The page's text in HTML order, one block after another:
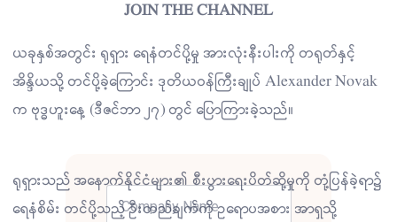
JOIN THE CHANNEL
ယခုနှစ်အတွင်း ရုရှား ရေနံတင်ပို့မှု အားလုံးနီးပါးကို တရုတ်နှင့်
အိန္ဒိယသို့ တင်ပို့ခဲ့ကြောင်း ဒုတိယဝန်ကြီးချုပ် Alexander Novak
က ဗုဒ္ဓဟူးနေ့ (ဒီဇင်ဘာ ၂၇) တွင် ပြောကြားခဲ့သည်။
ရုရှားသည် အနောက်နိုင်ငံများ၏ စီးပွားရေးပိတ်ဆို့မှုကို တုံ့ပြန်ခဲ့ရာ၌
ရေနံစိမ်း တင်ပို့သည့် ဦးတည်ချက်ကို ဥရောပအစား အာရှသို့